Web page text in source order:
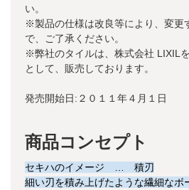
い。
※製品の仕様は改良等により、変更
で、ご了承ください。
※弊社のタイルは、株式会社 LIXIL
として、販売しております。
発売開始日:２０１１年４月１日
商品コンセプト
セキハのイメージ … 積刃
細い刃を積み上げたような繊細なボ